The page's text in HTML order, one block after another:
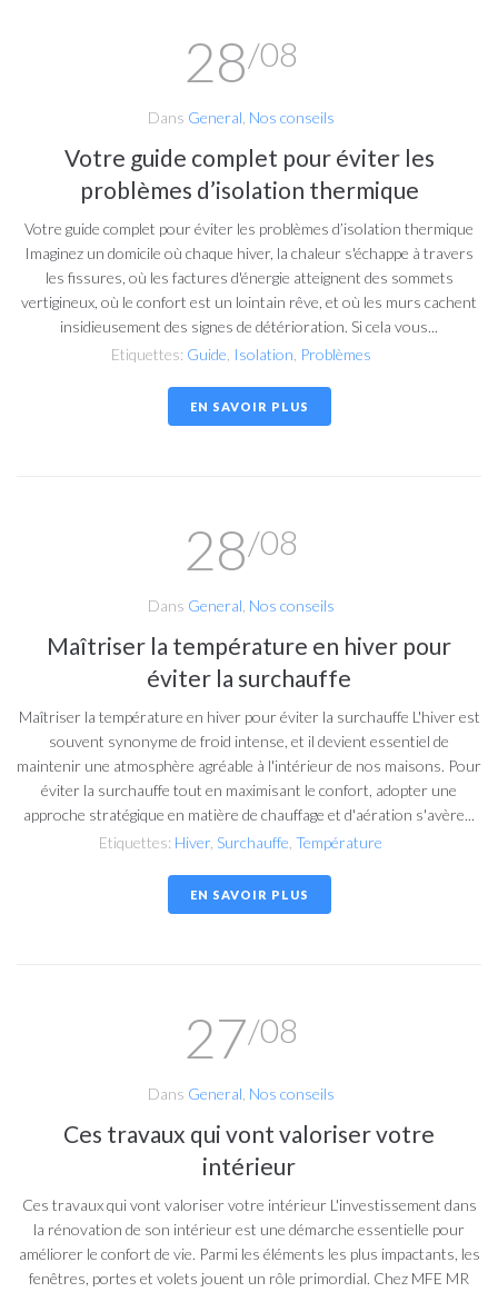
28/08
Dans General Nos conseils
Votre guide complet pour éviter les
problèmes d’isolation thermique
Votre guide complet pour éviter les problèmes d’isolation thermique
Imaginez un domicile où chaque hiver, la chaleur s'échappe à travers
les fissures, où les factures d'énergie atteignent des sommets
vertigineux, où le confort est un lointain rêve, et où les murs cachent
insidieusement des signes de détérioration. Si cela vous...
Etiquettes: Guide Isolation Problèmes
EN SAVOIR PLUS
28/08
Dans General Nos conseils
Maîtriser la température en hiver pour
éviter la surchauffe
Maîtriser la température en hiver pour éviter la surchauffe L'hiver est
souvent synonyme de froid intense, et il devient essentiel de
maintenir une atmosphère agréable à l'intérieur de nos maisons. Pour
éviter la surchauffe tout en maximisant le confort, adopter une
approche stratégique en matière de chauffage et d'aération s'avère...
Etiquettes: Hiver, Surchauffe Température
EN SAVOIR PLUS
27/08
Dans General Nos conseils
Ces travaux qui vont valoriser votre
intérieur
Ces travaux qui vont valoriser votre intérieur L'investissement dans
la rénovation de son intérieur est une démarche essentielle pour
améliorer le confort de vie. Parmi les éléments les plus impactants, les
fenêtres, portes et volets jouent un rôle primordial. Chez MFE MR